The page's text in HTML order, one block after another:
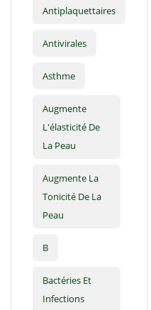
Antiplaquettaires
Antivirales
Asthme
Augmente
L'élasticité De
La Peau
Augmente La
Tonicité De La
Peau
B
Bactéries Et
Infections